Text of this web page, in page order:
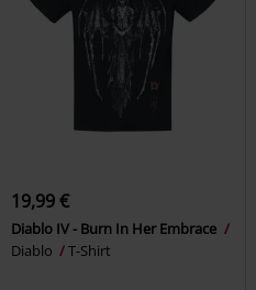
19,99 €
Diablo IV - Burn In Her Embrace
Diablo
T-Shirt